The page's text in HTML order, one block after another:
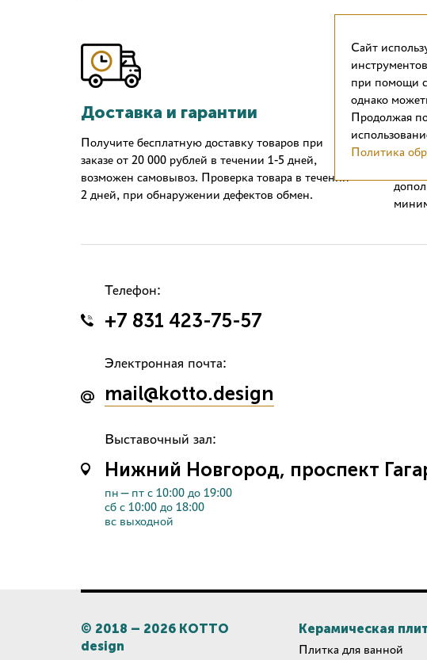
Доставка и гарантии
Получите бесплатную доставку товаров при
заказе от 20 000 рублей в течении 1-5 дней,
возможен самовывоз. Проверка товара в течении
2 дней, при обнаружении дефектов обмен.
Телефон:
+7 831 423-75-57
Электронная почта:
mail@kotto.design
Выставочный зал:
Нижний Новгород, проспект
пн—пт с 10:00 до 19:00
сб с 10:00 до 18:00
вс выходной
© 2018 – 2026 КОТТО
design
Керамическая
Плитка для ванной
Cайт
при помощи
однако
Продолжая
Политика